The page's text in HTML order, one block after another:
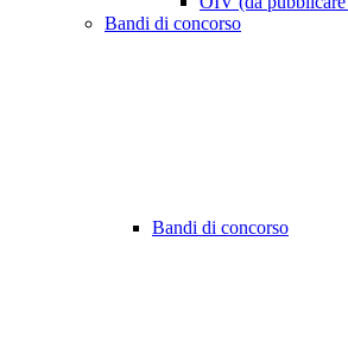
Bandi di concorso
Bandi di concorso